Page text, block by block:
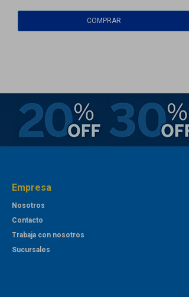
Empresa
Nosotros
Contacto
Trabaja con nosotros
Sucursales